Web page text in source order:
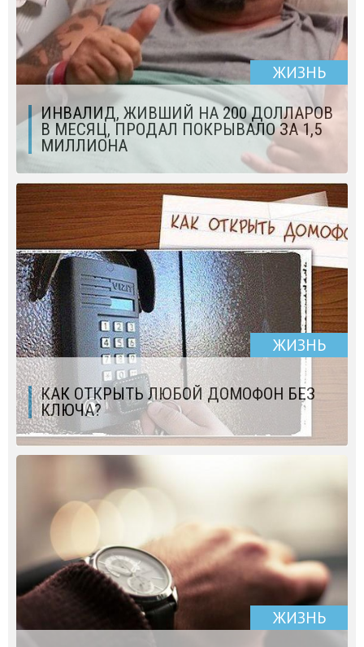
ЖИЗНЬ
ИНВАЛИД, ЖИВШИЙ НА 200 ДОЛЛАРОВ
В МЕСЯЦ, ПРОДАЛ ПОКРЫВАЛО ЗА 1,5
МИЛЛИОНА
ЖИЗНЬ
КАК ОТКРЫТЬ ЛЮБОЙ ДОМОФОН БЕЗ
КЛЮЧА?
ЖИЗНЬ